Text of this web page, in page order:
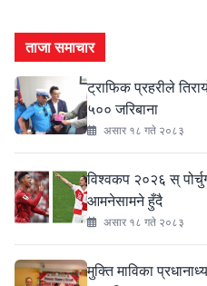
ताजा समाचार
ट्राफिक प्रहरीले
५०० जरिबाना
असार १८ गते २०८३
विश्वकप २०२६ स्
आमनेसामने हुँदै
असार १८ गते २०८३
मुक्ति माविका